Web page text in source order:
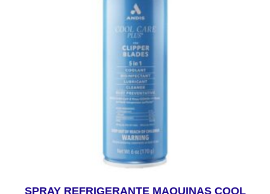
SPRAY REFRIGERANTE MAQUINAS COOL